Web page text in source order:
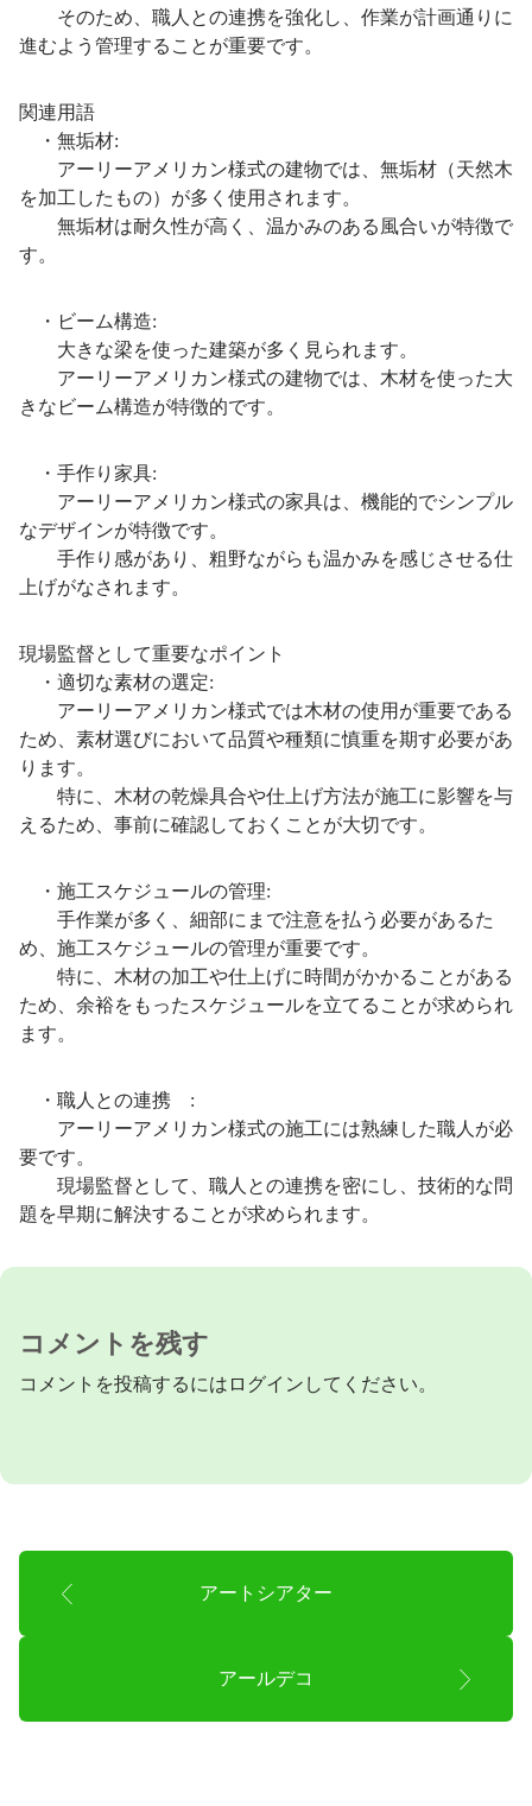
そのため、職人との連携を強化し、作業が計画通りに
進むよう管理することが重要です。
関連用語
・無垢材:
アーリーアメリカン様式の建物では、無垢材（天然木
を加工したもの）が多く使用されます。
無垢材は耐久性が高く、温かみのある風合いが特徴で
す。
・ビーム構造:
大きな梁を使った建築が多く見られます。
アーリーアメリカン様式の建物では、木材を使った大
きなビーム構造が特徴的です。
・手作り家具:
アーリーアメリカン様式の家具は、機能的でシンプル
なデザインが特徴です。
手作り感があり、粗野ながらも温かみを感じさせる仕
上げがなされます。
現場監督として重要なポイント
・適切な素材の選定:
アーリーアメリカン様式では木材の使用が重要である
ため、素材選びにおいて品質や種類に慎重を期す必要があ
ります。
特に、木材の乾燥具合や仕上げ方法が施工に影響を与
えるため、事前に確認しておくことが大切です。
・施工スケジュールの管理:
手作業が多く、細部にまで注意を払う必要があるた
め、施工スケジュールの管理が重要です。
特に、木材の加工や仕上げに時間がかかることがある
ため、余裕をもったスケジュールを立てることが求められ
ます。
・職人との連携 :
アーリーアメリカン様式の施工には熟練した職人が必
要です。
現場監督として、職人との連携を密にし、技術的な問
題を早期に解決することが求められます。
コメントを残す
コメントを投稿するには ログイン してください。
アートシアター
アールデコ